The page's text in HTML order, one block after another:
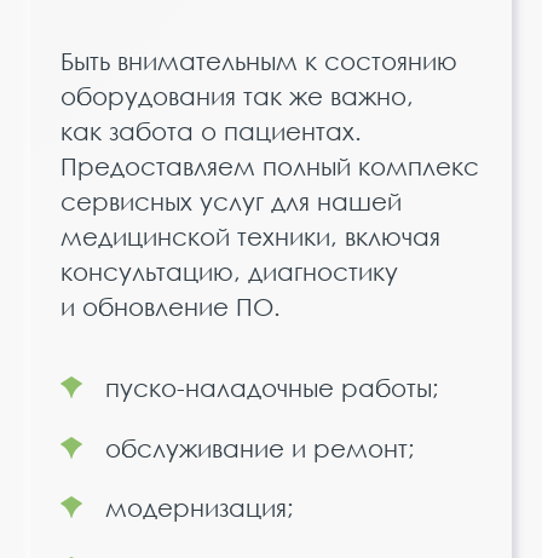
Быть внимательным к состоянию
оборудования так же важно,
как забота о пациентах.
Предоставляем полный комплекс
сервисных услуг для нашей
медицинской техники, включая
консультацию, диагностику
и обновление ПО.
пуско-наладочные работы;
обслуживание и ремонт;
модернизация;